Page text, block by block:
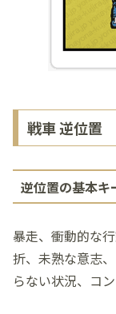
戦車 逆位置
逆位置の基本キ
暴走、衝動的な
折、未熟な意志
らない状況、コ